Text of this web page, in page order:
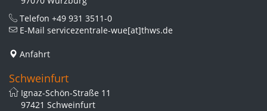
Telefon +49 931 3511-0
E-Mail servicezentrale-wue[at]thws.de
Anfahrt
Schweinfurt
Ignaz-Schön-Straße 11
97421 Schweinfurt